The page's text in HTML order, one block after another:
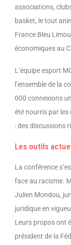
associations,
basket, le tout
France Bleu
économiques au
L’équipe esport
l’ensemble de la
000 connexions
été nourris par
: des discussions
Les outils
La conférence
face au racisme.
Julien Mondou,
juridique en
Leurs propos ont
président de la